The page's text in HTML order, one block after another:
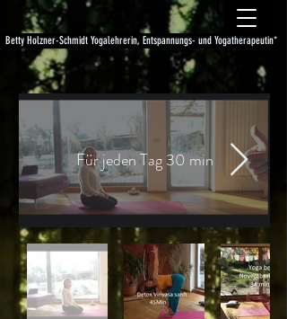
Betty Holzner-Schmidt Yogalehrerin, Entspannungs- und Yogatherapeutin*
Für jeden Tag 30 min